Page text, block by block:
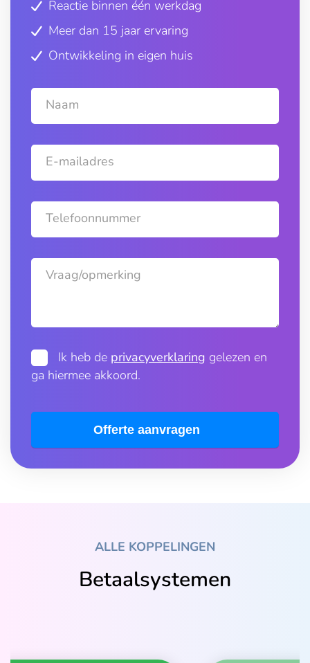
Reactie binnen één werkdag
Meer dan 15 jaar ervaring
Ontwikkeling in eigen huis
Naam
E-mailadres
Telefoonnummer
Vraag/opmerking
Ik heb de privacyverklaring gelezen en
ga hiermee akkoord.
Offerte aanvragen
ALLE KOPPELINGEN
Betaalsystemen